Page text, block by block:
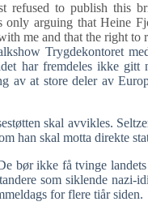
refused to publish this
only arguing that Heine
me and that the right to
Trygdekontoret
har fremdeles ikke
av at store deler av
skal avvikles.
han skal motta direkte
bør ikke få tvinge
som siklende nazi-
for flere tiår siden.